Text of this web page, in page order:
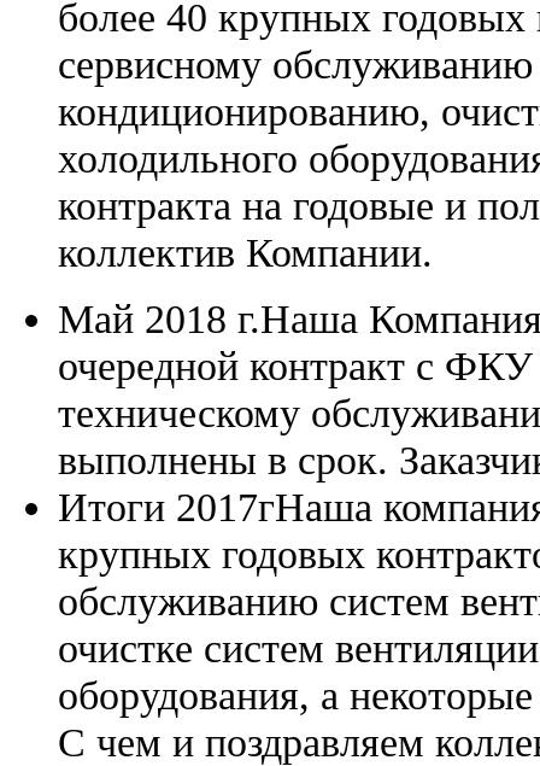
более 40 крупных годовых
сервисному
кондиционированию,
холодильного
контракта на годовые и
коллектив Компании.
Май 2018 г.Наша
очередной контракт с
техническому
выполнены в срок.
Итоги 2017гНаша
крупных годовых
обслуживанию систем
очистке систем
оборудования, а
С чем и поздравляем